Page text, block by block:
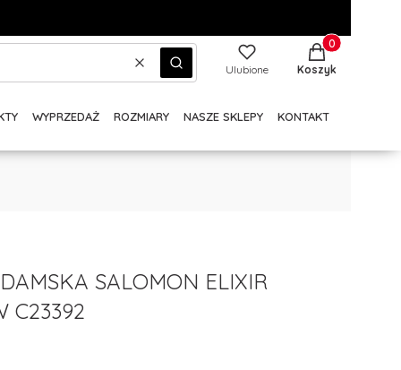
WyczyśćSzukaj Ulubione
Produkty w
Koszyk
WYPRZEDAŻ ROZMIARY NASZE SKLEPY KONTAKT
SALOMON ELIXIR
C23392